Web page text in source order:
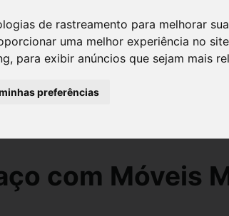
de rastreamento para melhorar
uma melhor experiência no site
, para exibir anúncios que sejam mais
preferências
com Móveis